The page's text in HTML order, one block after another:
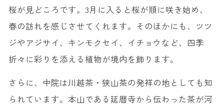
桜が見どころです。3月に入ると桜が順に咲き始め、
春の訪れを感じさせてくれます。そのほかにも、ツツ
ジやアジサイ、キンモクセイ、イチョウなど、四季
折々に彩りを添える植物が境内を飾ります。
さらに、中院は川越茶・狭山茶の発祥の地としても知
られています。本山である延暦寺から伝わった茶が河